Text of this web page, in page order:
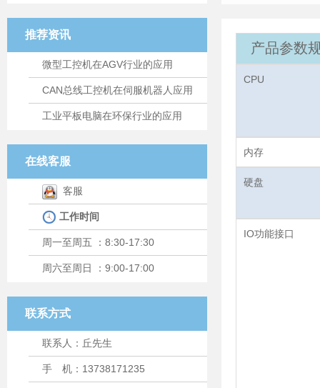
推荐资讯
微型工控机在AGV行业的应用
CAN总线工控机在伺服机器人应用
工业平板电脑在环保行业的应用
在线客服
客服
工作时间
周一至周五 ：8:30-17:30
周六至周日 ：9:00-17:00
联系方式
联系人：丘先生
手 机：13738171235
产品参数
CPU
内存
硬盘
IO功能接口